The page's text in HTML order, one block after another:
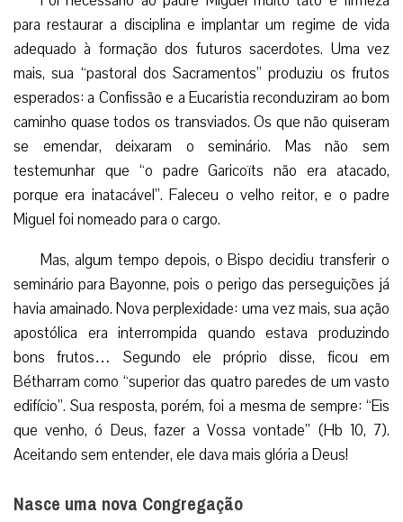
para restaurar a disciplina e implantar um regime de vida
adequado à formação dos futuros sacerdotes. Uma vez
mais, sua “pastoral dos Sacramentos” produziu os frutos
esperados: a Confissão e a Eucaristia reconduziram ao bom
caminho quase todos os transviados. Os que não quiseram
se emendar, deixaram o seminário. Mas não sem
testemunhar que “o padre Garicoïts não era atacado,
porque era inatacável”. Faleceu o velho reitor, e o padre
Miguel foi nomeado para o cargo.
Mas, algum tempo depois, o Bispo decidiu transferir o
seminário para Bayonne, pois o perigo das perseguições já
havia amainado. Nova perplexidade: uma vez mais, sua ação
apostólica era interrompida quando estava produzindo
bons frutos… Segundo ele próprio disse, ficou em
Bétharram como “superior das quatro paredes de um vasto
edifício”. Sua resposta, porém, foi a mesma de sempre: “Eis
que venho, ó Deus, fazer a Vossa vontade” (Hb 10, 7).
Aceitando sem entender, ele dava mais glória a Deus!
Nasce uma nova Congregação